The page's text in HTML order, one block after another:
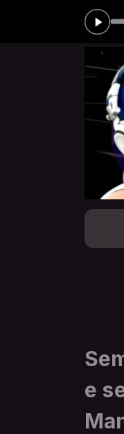
das 00:00 às 05:00
e